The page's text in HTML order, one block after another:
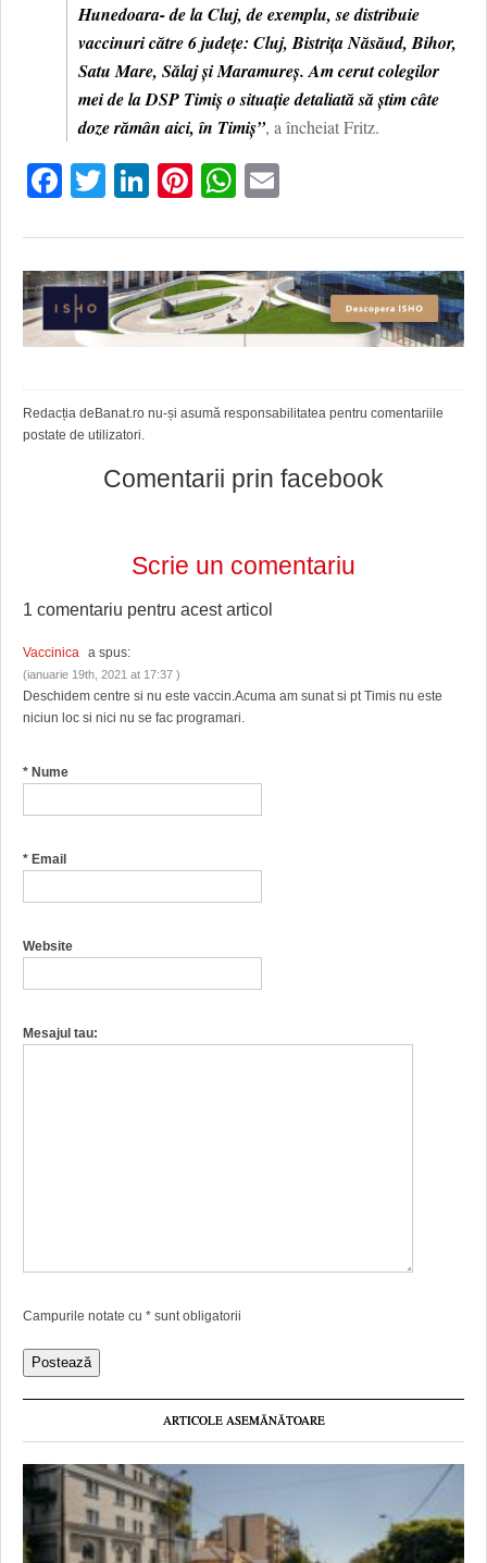
Hunedoara- de la Cluj, de exemplu, se distribuie
vaccinuri către 6 județe: Cluj, Bistrița Năsăud, Bihor,
Satu Mare, Sălaj și Maramureș. Am cerut colegilor
mei de la DSP Timiș o situație detaliată să știm câte
doze rămân aici, în Timiș”, a încheiat Fritz.
Facebook
Twitter
LinkedIn
Pinterest
WhatsApp
Redacția deBanat.ro nu-și asumă responsabilitatea pentru comentariile
postate de utilizatori.
Comentarii prin facebook
Scrie un comentariu
1 comentariu pentru acest articol
Vaccinica a spus:
(ianuarie 19th, 2021 at 17:37 )
Deschidem centre si nu este vaccin.Acuma am sunat si pt Timis nu este
niciun loc si nici nu se fac programari.
* Nume
* Email
Website
Mesajul tau:
Campurile notate cu * sunt obligatorii
ARTICOLE ASEMĂNĂTOARE